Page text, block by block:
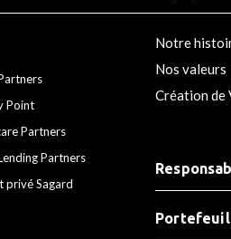
Point
Partners
Partners
privé Sagard
Notre
Nos valeurs
Création de